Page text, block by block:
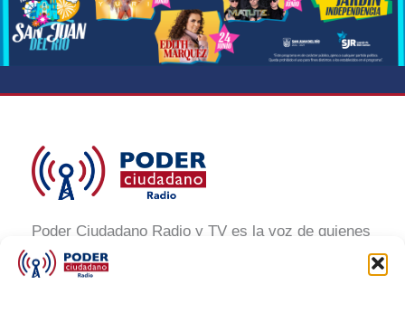
Poder Ciudadano Radio y TV es la voz de quienes
buscan un México informado y participativo.
Nuestro compromiso es conectar con la